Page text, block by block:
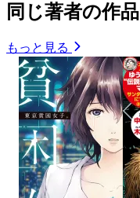
同じ著者の作品
もっと見る